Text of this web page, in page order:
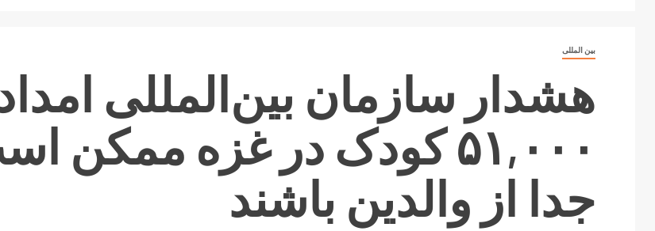
بین المللی
هشدار سازمان بین‌المللی
۵۱,۰۰۰ کودک در غزه ممکن
جدا از والدین باشند